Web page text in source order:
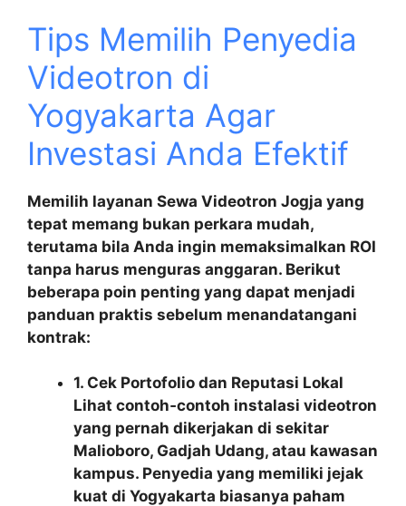
Tips Memilih Penyedia
Videotron di
Yogyakarta Agar
Investasi Anda Efektif
Memilih layanan Sewa Videotron Jogja yang
tepat memang bukan perkara mudah,
terutama bila Anda ingin memaksimalkan ROI
tanpa harus menguras anggaran. Berikut
beberapa poin penting yang dapat menjadi
panduan praktis sebelum menandatangani
kontrak:
1. Cek Portofolio dan Reputasi Lokal
Lihat contoh‑contoh instalasi videotron
yang pernah dikerjakan di sekitar
Malioboro, Gadjah Udang, atau kawasan
kampus. Penyedia yang memiliki jejak
kuat di Yogyakarta biasanya paham